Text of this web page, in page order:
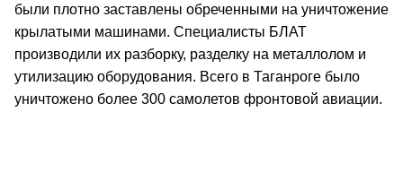
были плотно заставлены обреченными на уничтожение
крылатыми машинами. Специалисты БЛАТ
производили их разборку, разделку на металлолом и
утилизацию оборудования. Всего в Таганроге было
уничтожено более 300 самолетов фронтовой авиации.